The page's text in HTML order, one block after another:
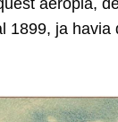
aeroplà,
1899, ja havia